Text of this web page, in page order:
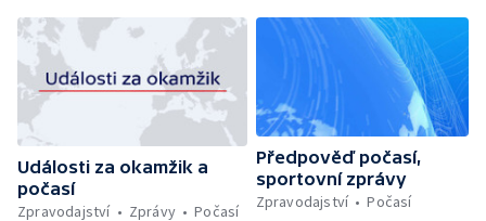
Události za okamžik a
počasí
Zpravodajství
Zprávy Počasí
Předpověď počasí,
sportovní zprávy
Zpravodajství
Počasí